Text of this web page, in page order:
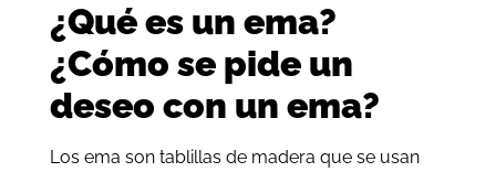
¿Qué es un ema?
¿Cómo se pide un
deseo con un ema?
Los ema son tablillas de madera que se usan